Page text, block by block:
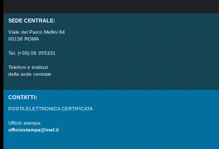
SEDE CENTRALE:
Viale del Parco Mellini 84
00136 ROMA
Tel. (+39) 06 355331
Telefoni e indirizzi
della sede centrale
CONTATTI:
POSTA ELETTRONICA CERTIFICATA
Ufficio stampa:
ufficiostampa@inaf.it